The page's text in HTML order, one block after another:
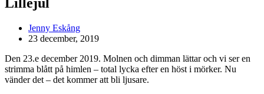
Lillejul
Inläggsförfattare:
Jenny Eskång
Inlägget
23 december, 2019
Den 23.e december 2019. Molnen och dimman lättar och vi ser en
strimma blått på himlen – total lycka efter en höst i mörker. Nu
vänder det – det kommer att bli ljusare.